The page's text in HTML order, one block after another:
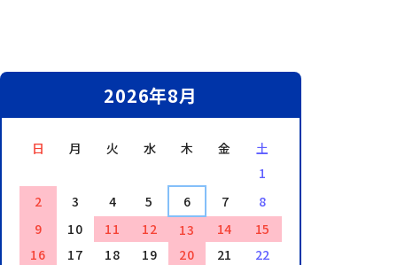
2026年8月
日 月 火 水 木 金
土
1
2
3 4 5 6 7
8
9
10 11 12 13 14
15
16
17 18 19 20 21
22